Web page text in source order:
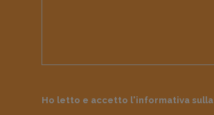
Ho letto e accetto l'informativa sulla